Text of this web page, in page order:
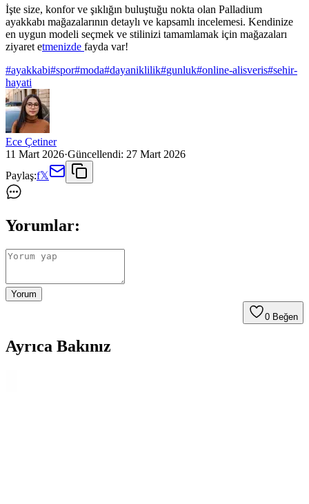
İşte size, konfor ve şıklığın buluştuğu nokta olan Palladium
ayakkabı mağazalarının detaylı ve kapsamlı incelemesi. Kendinize
en uygun modeli seçmek ve stilinizi tamamlamak için mağazaları
ziyaret etmenizde fayda var!
#ayakkabi#spor#moda#dayaniklilik#gunluk#online-alisveris#sehir-
hayati
Ece Çetiner
11 Mart 2026·Güncellendi: 27 Mart 2026
Paylaş:f𝕏
Yorumlar:
Yorum
0 Beğen
Ayrıca Bakınız